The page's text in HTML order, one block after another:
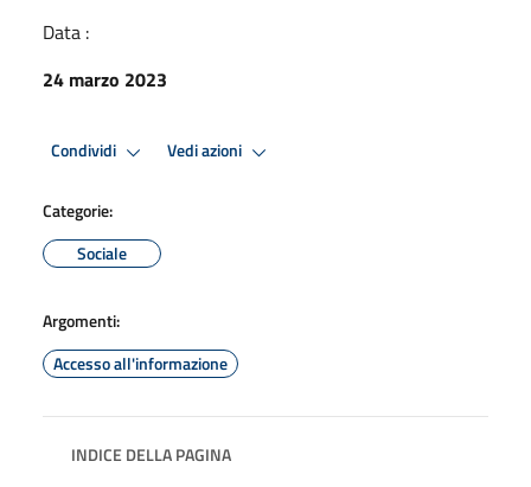
Data :
24 marzo 2023
Condividi Vedi azioni
Categorie:
Sociale
Argomenti:
Accesso all'informazione
INDICE DELLA PAGINA